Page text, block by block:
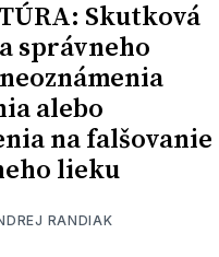
Skutková
správneho
alebo
na falšovanie
lieku
RANDIAK